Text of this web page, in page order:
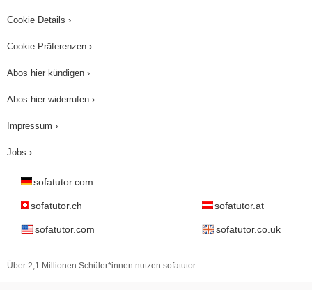
Cookie Details ›
Cookie Präferenzen ›
Abos hier kündigen ›
Abos hier widerrufen ›
Impressum ›
Jobs ›
sofatutor.com
sofatutor.ch sofatutor.at
sofatutor.com sofatutor.co.uk
Über 2,1 Millionen Schüler*innen nutzen sofatutor